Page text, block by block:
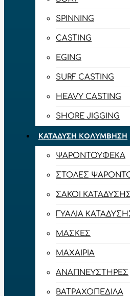
SPINNING
CASTING
EGING
SURF CASTING
HEAVY CASTING
SHORE JIGGING
ΚΑΤΆΔΥΣΗ ΚΟΛΎΜΒΗΣΗ
ΨΑΡΟΝΤΟΎΦΕΚΑ
ΣΤΟΛΈΣ
ΣΆΚΟΙ
ΓΥΑΛΙΆ
ΜΆΣΚΕΣ
ΜΑΧΑΊΡΙΑ
ΑΝΑΠΝΕΥΣΤΉΡΕΣ
ΒΑΤΡΑΧΟΠΈΔΙΛΑ